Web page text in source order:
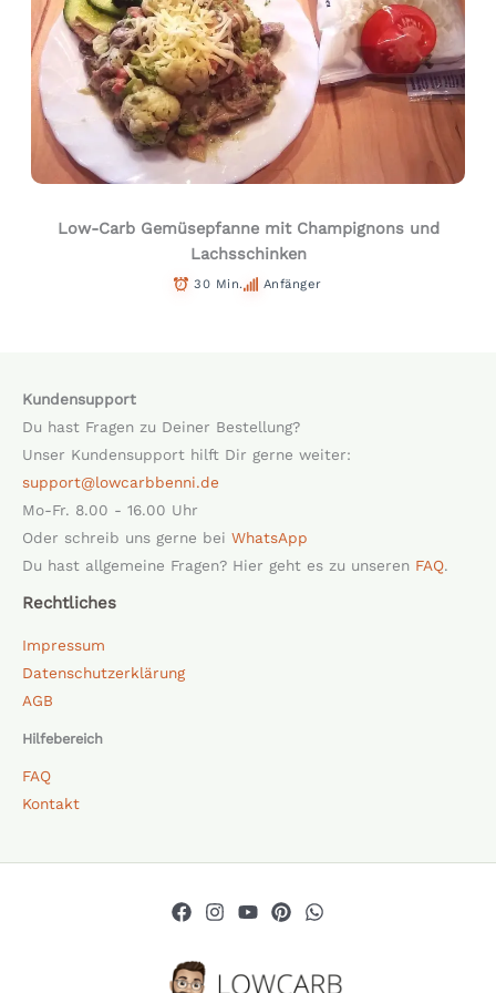
Low-Carb Gemüsepfanne mit Champignons und
Lachsschinken
30 Min. Anfänger
Kundensupport
Du hast Fragen zu Deiner Bestellung?
Unser Kundensupport hilft Dir gerne weiter:
support@lowcarbbenni.de
Mo-Fr. 8.00 - 16.00 Uhr
Oder schreib uns gerne bei WhatsApp
Du hast allgemeine Fragen? Hier geht es zu unseren FAQ.
Rechtliches
Impressum
Datenschutzerklärung
AGB
Hilfebereich
FAQ
Kontakt